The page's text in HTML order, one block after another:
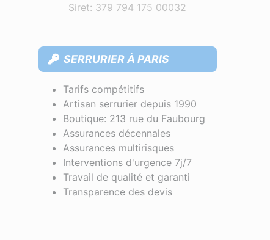
Siret: 379 794 175 00032
SERRURIER À PARIS
Tarifs compétitifs
Artisan serrurier depuis 1990
Boutique: 213 rue du Faubourg
Assurances décennales
Assurances multirisques
Interventions d'urgence 7j/7
Travail de qualité et garanti
Transparence des devis